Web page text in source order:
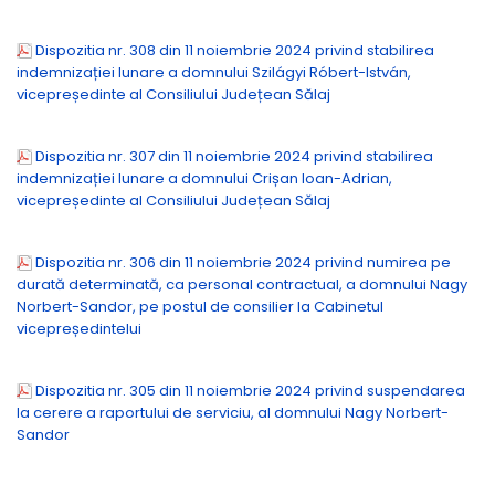
Dispozitia nr. 308 din 11 noiembrie 2024 privind stabilirea
indemnizației lunare a domnului Szilágyi Róbert-István,
vicepreședinte al Consiliului Județean Sălaj
Dispozitia nr. 307 din 11 noiembrie 2024 privind stabilirea
indemnizației lunare a domnului Crișan Ioan-Adrian,
vicepreședinte al Consiliului Județean Sălaj
Dispozitia nr. 306 din 11 noiembrie 2024 privind numirea pe
durată determinată, ca personal contractual, a domnului Nagy
Norbert-Sandor, pe postul de consilier la Cabinetul
vicepreședintelui
Dispozitia nr. 305 din 11 noiembrie 2024 privind suspendarea
la cerere a raportului de serviciu, al domnului Nagy Norbert-
Sandor